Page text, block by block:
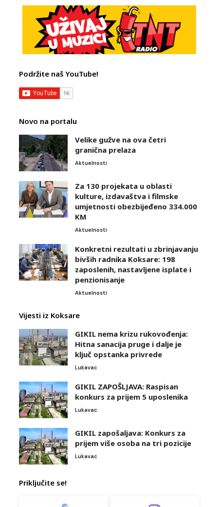
Podržite naš YouTube!
Novo na portalu
Velike gužve na ova četri
granična prelaza
Aktuelnosti
Za 130 projekata u oblasti
kulture, izdavaštva i filmske
umjetnosti obezbijeđeno 334.000
KM
Aktuelnosti
Konkretni rezultati u zbrinjavanju
bivših radnika Koksare: 198
zaposlenih, nastavljene isplate i
penzionisanje
Aktuelnosti
Vijesti iz Koksare
GIKIL nema krizu rukovođenja:
Hitna sanacija pruge i dalje je
ključ opstanka privrede
Lukavac
GIKIL ZAPOŠLJAVA: Raspisan
konkurs za prijem 5 uposlenika
Lukavac
GIKIL zapošaljava: Konkurs za
prijem više osoba na tri pozicije
Lukavac
Priključite se!